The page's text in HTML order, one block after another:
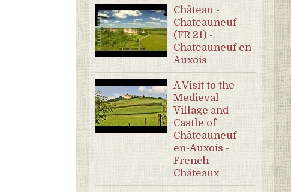
Château -
Chateauneuf
(FR 21) -
Chateauneuf en
Auxois
A Visit to the
Medieval
Village and
Castle of
Châteauneuf-
en-Auxois -
French
Châteaux